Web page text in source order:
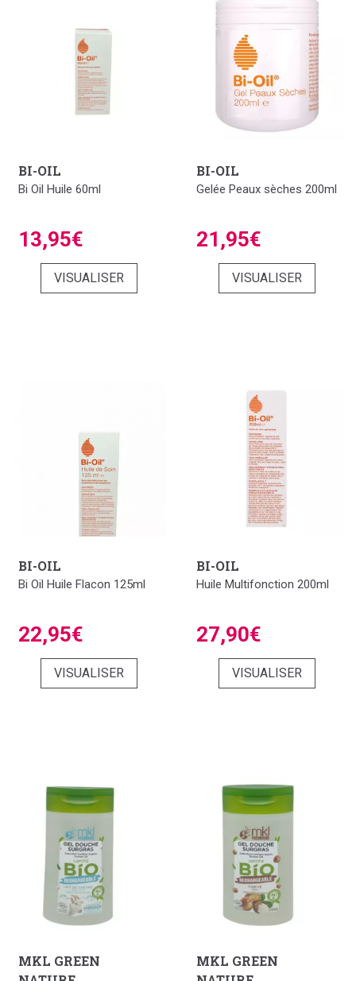
BI-OIL
Bi Oil Huile 60ml
13,95€
VISUALISER
BI-OIL
Gelée Peaux sèches 200ml
21,95€
VISUALISER
BI-OIL
Bi Oil Huile Flacon 125ml
22,95€
VISUALISER
BI-OIL
Huile Multifonction 200ml
27,90€
VISUALISER
MKL GREEN
MKL GREEN